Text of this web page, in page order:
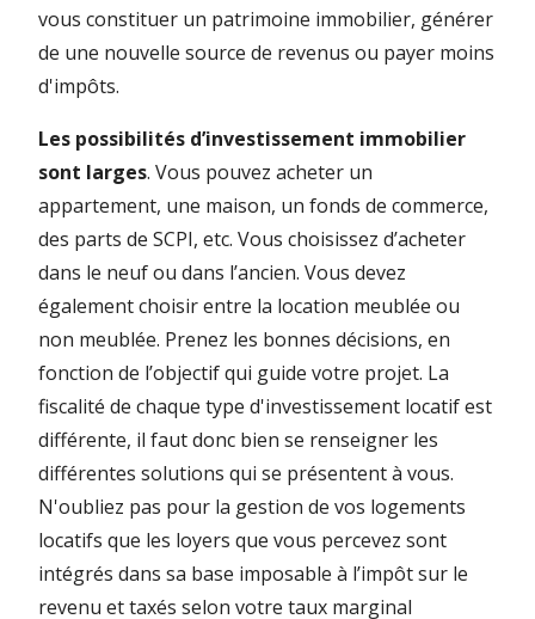
vous constituer un patrimoine immobilier, générer
de une nouvelle source de revenus ou payer moins
d'impôts.
Les possibilités d’investissement immobilier
sont larges. Vous pouvez acheter un
appartement, une maison, un fonds de commerce,
des parts de SCPI, etc. Vous choisissez d’acheter
dans le neuf ou dans l’ancien. Vous devez
également choisir entre la location meublée ou
non meublée. Prenez les bonnes décisions, en
fonction de l’objectif qui guide votre projet. La
fiscalité de chaque type d'investissement locatif est
différente, il faut donc bien se renseigner les
différentes solutions qui se présentent à vous.
N'oubliez pas pour la gestion de vos logements
locatifs que les loyers que vous percevez sont
intégrés dans sa base imposable à l’impôt sur le
revenu et taxés selon votre taux marginal